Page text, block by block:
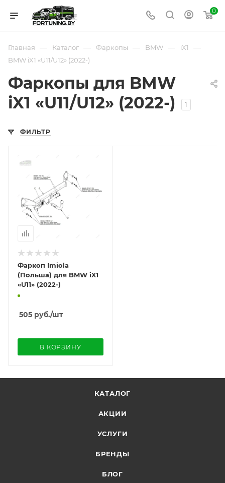
0
Главная — Каталог — Фаркопы — BMW — iX1 —
BMW iX1 «U11/U12» (2022-)
Фаркопы для BMW
iX1 «U11/U12» (2022-)
1
ФИЛЬТР
Фаркоп Imiola
(Польша) для BMW iX1
«U11» (2022-)
505 руб./шт
В КОРЗИНУ
КАТАЛОГ
АКЦИИ
УСЛУГИ
БРЕНДЫ
БЛОГ